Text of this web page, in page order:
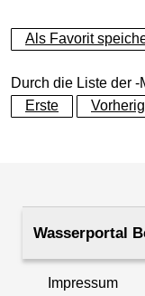
+
−
Als Favorit
Durch die Liste der
Erste
Wasserportal
Impressum